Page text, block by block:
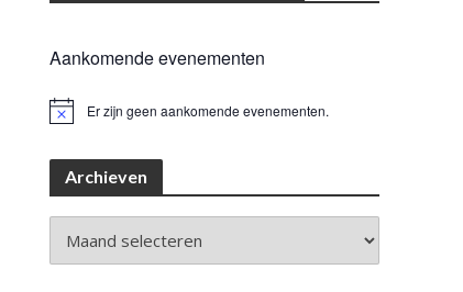
Aankomende evenementen
B
t
Er zijn geen aankomende evenementen.
Archieven